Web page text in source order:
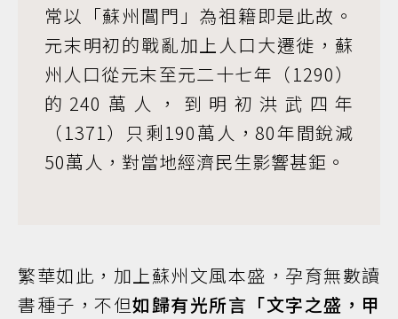
常以「蘇州閶門」為祖籍即是此故。
元末明初的戰亂加上人口大遷徙，蘇
州人口從元末至元二十七年（1290）
的240萬人，到明初洪武四年
（1371）只剩190萬人，80年間銳減
50萬人，對當地經濟民生影響甚鉅。
繁華如此，加上蘇州文風本盛，孕育無數讀
書種子，不但如歸有光所言「文字之盛，甲